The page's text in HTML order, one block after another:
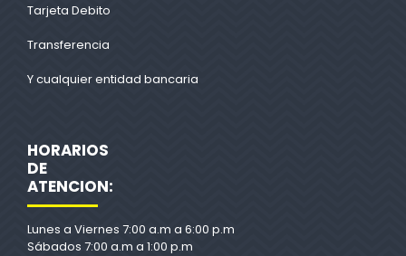
Tarjeta Debito
Transferencia
Y cualquier entidad bancaria
HORARIOS
DE
ATENCION:
Lunes a Viernes 7:00 a.m a 6:00 p.m
Sábados 7:00 a.m a 1:00 p.m